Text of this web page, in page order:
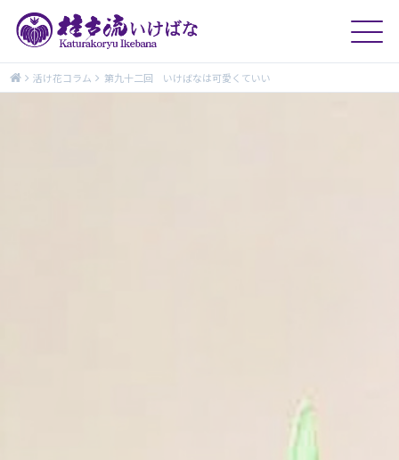
活け花コラム 第九十二回 いけばなは可愛くていい